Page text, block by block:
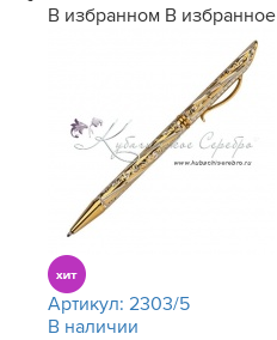
В избранном В избранное
Артикул: 2303/5
В наличии